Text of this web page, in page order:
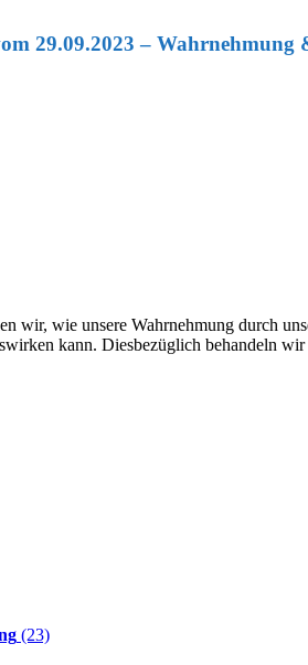
29.09.2023 – Wahrnehmung
wir, wie unsere Wahrnehmung durch
kann. Diesbezüglich behandeln
(23)